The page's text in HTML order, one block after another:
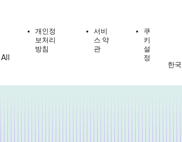
All
개인정
보처리
방침
서비
스 약
관
쿠
키
설
정
한